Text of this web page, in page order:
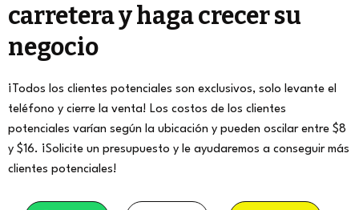
carretera y haga crecer su
negocio
¡Todos los clientes potenciales son exclusivos, solo levante el
teléfono y cierre la venta! Los costos de los clientes
potenciales varían según la ubicación y pueden oscilar entre $8
y $16. ¡Solicite un presupuesto y le ayudaremos a conseguir más
clientes potenciales!